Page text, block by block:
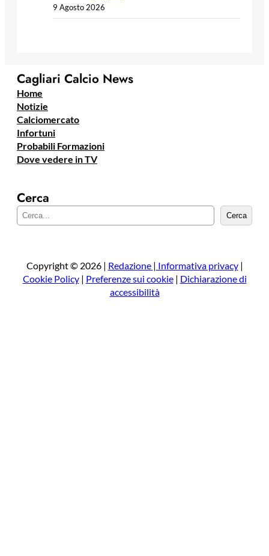
9 Agosto 2026
Cagliari Calcio News
Home
Notizie
Calciomercato
Infortuni
Probabili Formazioni
Dove vedere in TV
Cerca
e
a
Cerca
Copyright © 2026 | Redazione | Informativa privacy|
Cookie Policy| Preferenze sui cookie| Dichiarazione di
accessibilità